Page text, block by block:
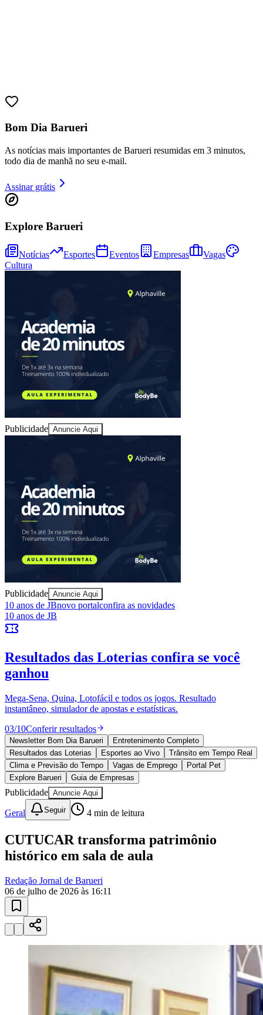
Vitória
Bom Dia Barueri
As notícias mais importantes de Barueri resumidas em 3 minutos,
todo dia de manhã no seu e-mail.
Assinar grátis
Explore Barueri
Notícias Esportes Eventos Empresas
Vagas
Cultura
Publicidade Anuncie Aqui
Publicidade Anuncie Aqui
10 anos de JB novo portalconfira as novidades
Esportes ao Vivo
atualizadas
Paulistão, Brasileirão, Champions League e mais. Placar em tempo
real, classificação e notícias esportivas.
Acompanhar jogos
Entretenimento Completo
Resultados das Loterias
Esportes ao Vivo
Trânsito em Tempo Real